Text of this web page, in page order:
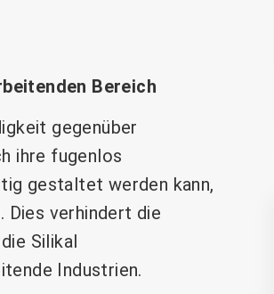
Bereich
gegenüber
ihre fugenlos
gestaltet werden kann,
Dies verhindert die
Silikal
Industrien.